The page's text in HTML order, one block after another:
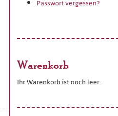
Passwort vergessen?
Warenkorb
Ihr Warenkorb ist noch leer.